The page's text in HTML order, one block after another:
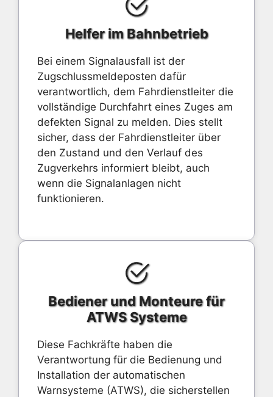
Helfer im Bahnbetrieb
Bei einem Signalausfall ist der
Zugschlussmeldeposten dafür
verantwortlich, dem Fahrdienstleiter die
vollständige Durchfahrt eines Zuges am
defekten Signal zu melden. Dies stellt
sicher, dass der Fahrdienstleiter über
den Zustand und den Verlauf des
Zugverkehrs informiert bleibt, auch
wenn die Signalanlagen nicht
funktionieren.
Bediener und Monteure für
ATWS Systeme
Diese Fachkräfte haben die
Verantwortung für die Bedienung und
Installation der automatischen
Warnsysteme (ATWS), die sicherstellen